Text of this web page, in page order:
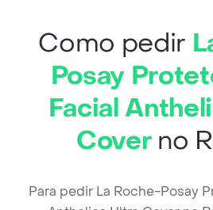
Como pedir
Posay
Facial
Coverno
Para pedir La Roche-Posay